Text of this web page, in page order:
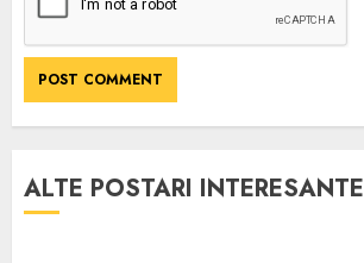
ALTE POSTARI INTERESANTE